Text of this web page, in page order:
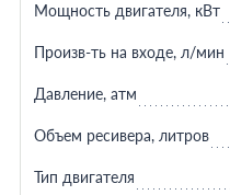
Мощность двигателя, кВт
Произв-ть на входе, л/мин
Давление, атм
Объем ресивера, литров
Тип двигателя